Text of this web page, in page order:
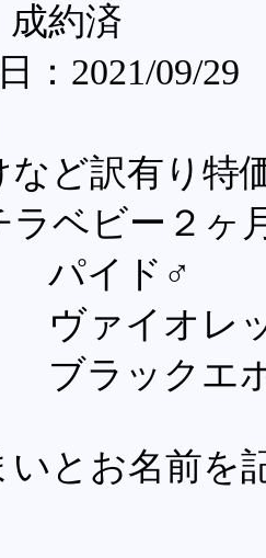
成約済
：2021/09/29
など訳有り特
ラベビー２ヶ
ド♂
イオレッ
ックエボ
いとお名前を